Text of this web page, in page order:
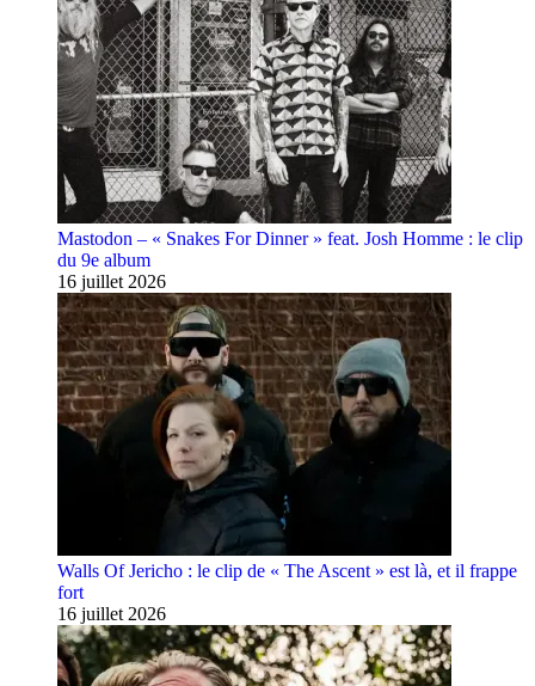
Mastodon – « Snakes For Dinner » feat. Josh Homme : le clip
du 9e album
16 juillet 2026
Walls Of Jericho : le clip de « The Ascent » est là, et il frappe
fort
16 juillet 2026